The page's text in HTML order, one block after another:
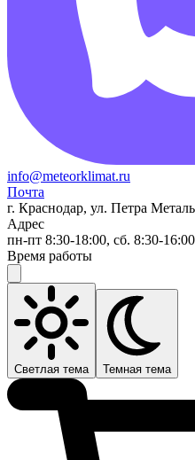
info@meteorklimat.ru
Почта
г. Краснодар, ул. Петра
Адрес
пн-пт 8:30-18:00, сб. 8:30-
Время работы
Светлая тема Темная тема